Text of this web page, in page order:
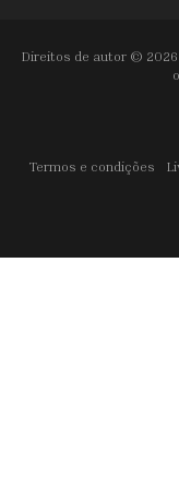
Direitos de autor © 2026
Termos e condições